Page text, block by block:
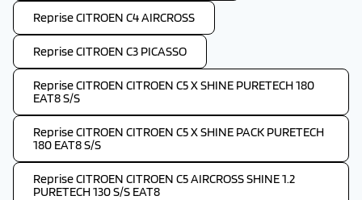
Reprise CITROEN C4 AIRCROSS
Reprise CITROEN C3 PICASSO
Reprise CITROEN CITROEN C5 X SHINE PURETECH 180
EAT8 S/S
Reprise CITROEN CITROEN C5 X SHINE PACK PURETECH
180 EAT8 S/S
Reprise CITROEN CITROEN C5 AIRCROSS SHINE 1.2
PURETECH 130 S/S EAT8